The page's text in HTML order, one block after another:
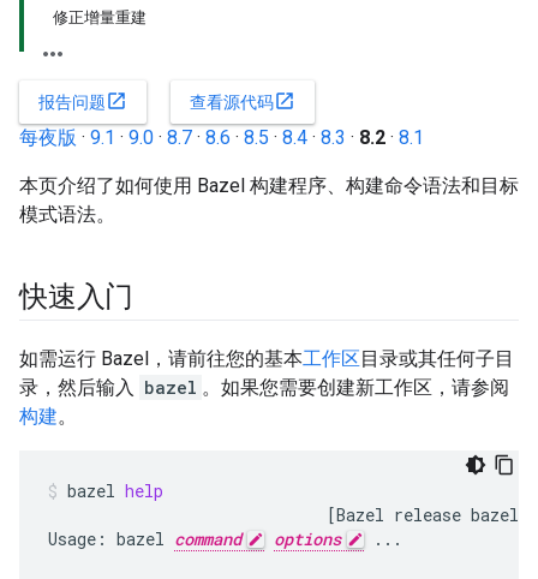
修正增量重建
报告问题open_in_new 查看源代码open_in_new
每夜版 · 9.1 · 9.0 · 8.7 · 8.6 · 8.5 · 8.4 · 8.3 · 8.2 · 8.1
本页介绍了如何使用 Bazel 构建程序、构建命令语法和目标
模式语法。
快速入门
如需运行 Bazel，请前往您的基本工作区目录或其任何子目
录，然后输入 bazel 。如果您需要创建新工作区，请参阅
构建。
bazel help
[Bazel release bazel
Usage: bazel command options ...